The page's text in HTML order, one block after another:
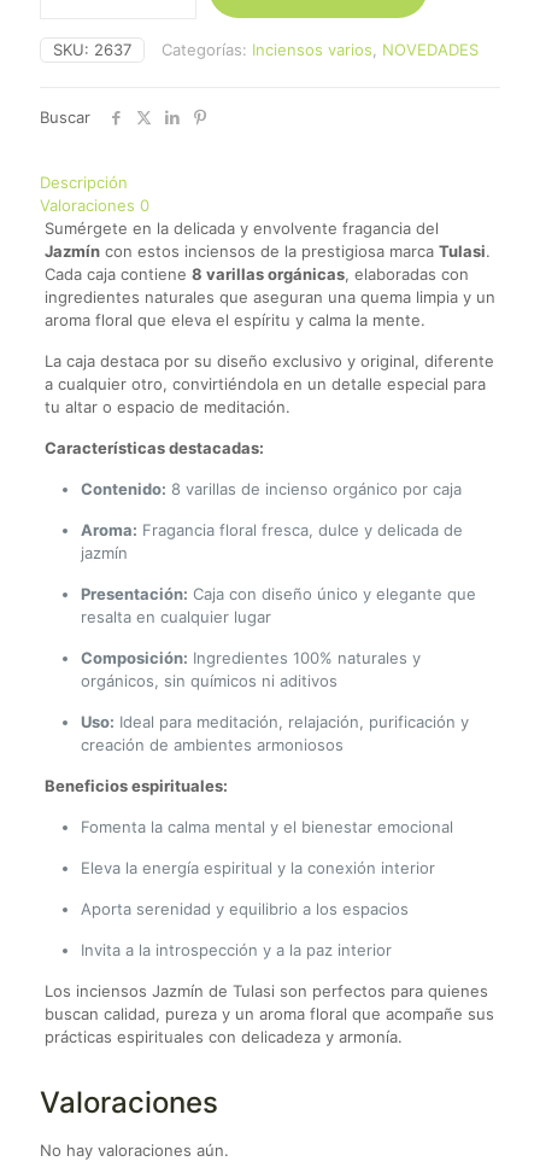
-
Orgánico
SKU: 2637 Categorías: Inciensos varios NOVEDADES
Buscar
Descripción
Valoraciones 0
Sumérgete en la delicada y envolvente fragancia del
Jazmíncon estos inciensos de la prestigiosa marca Tulasi.
Cada caja contiene 8 varillas orgánicas, elaboradas con
ingredientes naturales que aseguran una quema limpia y un
aroma floral que eleva el espíritu y calma la mente.
La caja destaca por su diseño exclusivo y original, diferente
a cualquier otro, convirtiéndola en un detalle especial para
tu altar o espacio de meditación.
Características destacadas:
Contenido: 8 varillas de incienso orgánico por caja
Aroma: Fragancia floral fresca, dulce y delicada de
jazmín
Presentación: Caja con diseño único y elegante que
resalta en cualquier lugar
Composición: Ingredientes 100% naturales y
orgánicos, sin químicos ni aditivos
Uso: Ideal para meditación, relajación, purificación y
creación de ambientes armoniosos
Beneficios espirituales:
Fomenta la calma mental y el bienestar emocional
Eleva la energía espiritual y la conexión interior
Aporta serenidad y equilibrio a los espacios
Invita a la introspección y a la paz interior
Los inciensos Jazmín de Tulasi son perfectos para quienes
buscan calidad, pureza y un aroma floral que acompañe sus
prácticas espirituales con delicadeza y armonía.
Valoraciones
No hay valoraciones aún.